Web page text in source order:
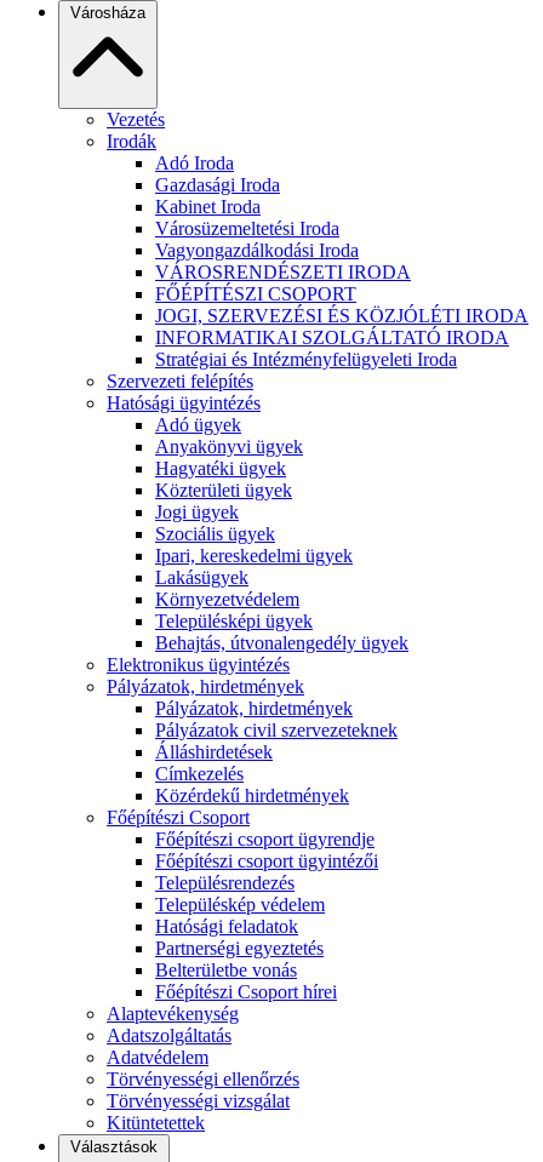
Városháza
Vezetés
Irodák
Adó Iroda
Gazdasági Iroda
Kabinet Iroda
Városüzemeltetési Iroda
Vagyongazdálkodási Iroda
VÁROSRENDÉSZETI IRODA
FŐÉPÍTÉSZI CSOPORT
JOGI, SZERVEZÉSI ÉS KÖZJÓLÉTI IRODA
INFORMATIKAI SZOLGÁLTATÓ IRODA
Stratégiai és Intézményfelügyeleti Iroda
Szervezeti felépítés
Hatósági ügyintézés
Adó ügyek
Anyakönyvi ügyek
Hagyatéki ügyek
Közterületi ügyek
Jogi ügyek
Szociális ügyek
Ipari, kereskedelmi ügyek
Lakásügyek
Környezetvédelem
Településképi ügyek
Behajtás, útvonalengedély ügyek
Elektronikus ügyintézés
Pályázatok, hirdetmények
Pályázatok, hirdetmények
Pályázatok civil szervezeteknek
Álláshirdetések
Címkezelés
Közérdekű hirdetmények
Főépítészi Csoport
Főépítészi csoport ügyrendje
Főépítészi csoport ügyintézői
Településrendezés
Településkép védelem
Hatósági feladatok
Partnerségi egyeztetés
Belterületbe vonás
Főépítészi Csoport hírei
Alaptevékenység
Adatszolgáltatás
Adatvédelem
Törvényességi ellenőrzés
Törvényességi vizsgálat
Kitüntetettek
Választások